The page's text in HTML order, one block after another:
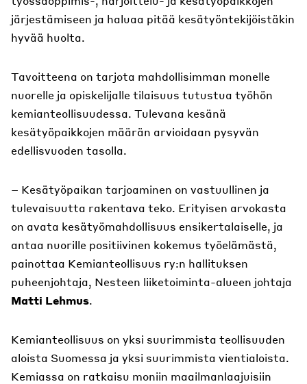
järjestämiseen ja haluaa pitää kesätyöntekijöistäkin
hyvää huolta.
Tavoitteena on tarjota mahdollisimman monelle
nuorelle ja opiskelijalle tilaisuus tutustua työhön
kemianteollisuudessa. Tulevana kesänä
kesätyöpaikkojen määrän arvioidaan pysyvän
edellisvuoden tasolla.
– Kesätyöpaikan tarjoaminen on vastuullinen ja
tulevaisuutta rakentava teko. Erityisen arvokasta
on avata kesätyömahdollisuus ensikertalaiselle, ja
antaa nuorille positiivinen kokemus työelämästä,
painottaa Kemianteollisuus ry:n hallituksen
puheenjohtaja, Nesteen liiketoiminta-alueen johtaja
Matti Lehmus.
Kemianteollisuus on yksi suurimmista teollisuuden
aloista Suomessa ja yksi suurimmista vientialoista.
Kemiassa on ratkaisu moniin maailmanlaajuisiin